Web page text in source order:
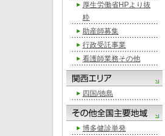
厚生労働省HPより抜
粋
助産師募集
行政受託事業
看護師業務その他
四国/徳島
博多健診単発